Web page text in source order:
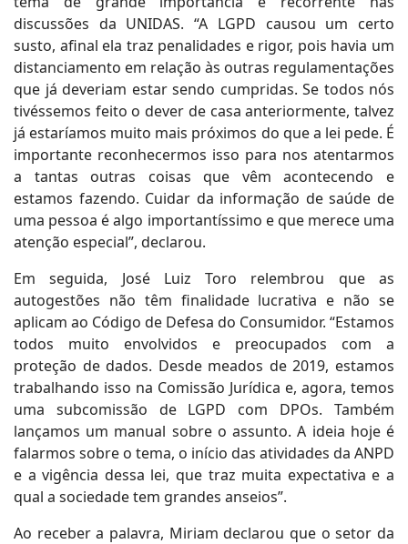
discussões da UNIDAS. “A LGPD causou um certo
susto, afinal ela traz penalidades e rigor, pois havia um
distanciamento em relação às outras regulamentações
que já deveriam estar sendo cumpridas. Se todos nós
tivéssemos feito o dever de casa anteriormente, talvez
já estaríamos muito mais próximos do que a lei pede. É
importante reconhecermos isso para nos atentarmos
a tantas outras coisas que vêm acontecendo e
estamos fazendo. Cuidar da informação de saúde de
uma pessoa é algo importantíssimo e que merece uma
atenção especial”, declarou.
Em seguida, José Luiz Toro relembrou que as
autogestões não têm finalidade lucrativa e não se
aplicam ao Código de Defesa do Consumidor. “Estamos
todos muito envolvidos e preocupados com a
proteção de dados. Desde meados de 2019, estamos
trabalhando isso na Comissão Jurídica e, agora, temos
uma subcomissão de LGPD com DPOs. Também
lançamos um manual sobre o assunto. A ideia hoje é
falarmos sobre o tema, o início das atividades da ANPD
e a vigência dessa lei, que traz muita expectativa e a
qual a sociedade tem grandes anseios”.
Ao receber a palavra, Miriam declarou que o setor da